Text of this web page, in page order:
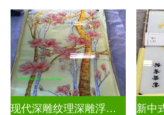
现代深雕纹理深雕浮雕玻璃